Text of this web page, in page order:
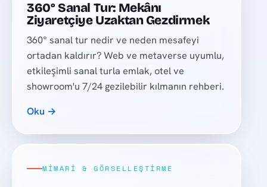
360° Sanal Tur: Mekânı
Ziyaretçiye Uzaktan Gezdirmek
360° sanal tur nedir ve neden mesafeyi
ortadan kaldırır? Web ve metaverse uyumlu,
etkileşimli sanal turla emlak, otel ve
showroom'u 7/24 gezilebilir kılmanın rehberi.
Oku →
MIMARI & GÖRSELLEŞTIRME